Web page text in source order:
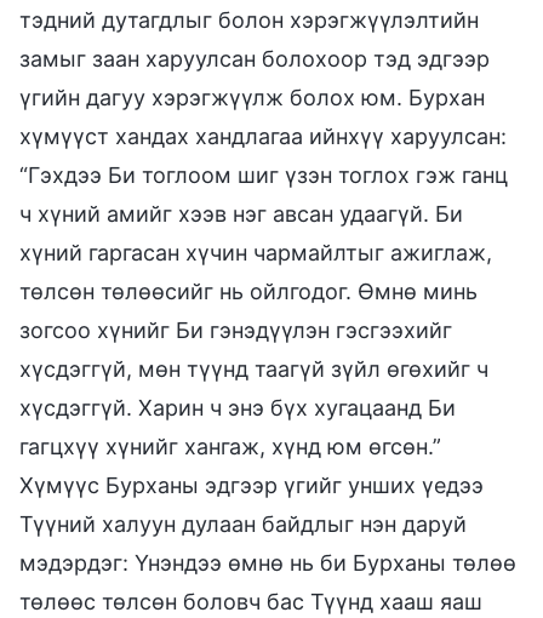
тэдний дутагдлыг болон хэрэгжүүлэлтийн
замыг заан харуулсан болохоор тэд эдгээр
үгийн дагуу хэрэгжүүлж болох юм. Бурхан
хүмүүст хандах хандлагаа ийнхүү харуулсан:
“Гэхдээ Би тоглоом шиг үзэн тоглох гэж ганц
ч хүний амийг хээв нэг авсан удаагүй. Би
хүний гаргасан хүчин чармайлтыг ажиглаж,
төлсөн төлөөсийг нь ойлгодог. Өмнө минь
зогсоо хүнийг Би гэнэдүүлэн гэсгээхийг
хүсдэггүй, мөн түүнд таагүй зүйл өгөхийг ч
хүсдэггүй. Харин ч энэ бүх хугацаанд Би
гагцхүү хүнийг хангаж, хүнд юм өгсөн.”
Хүмүүс Бурханы эдгээр үгийг унших үедээ
Түүний халуун дулаан байдлыг нэн даруй
мэдэрдэг: Үнэндээ өмнө нь би Бурханы төлөө
төлөөс төлсөн боловч бас Түүнд хааш яаш